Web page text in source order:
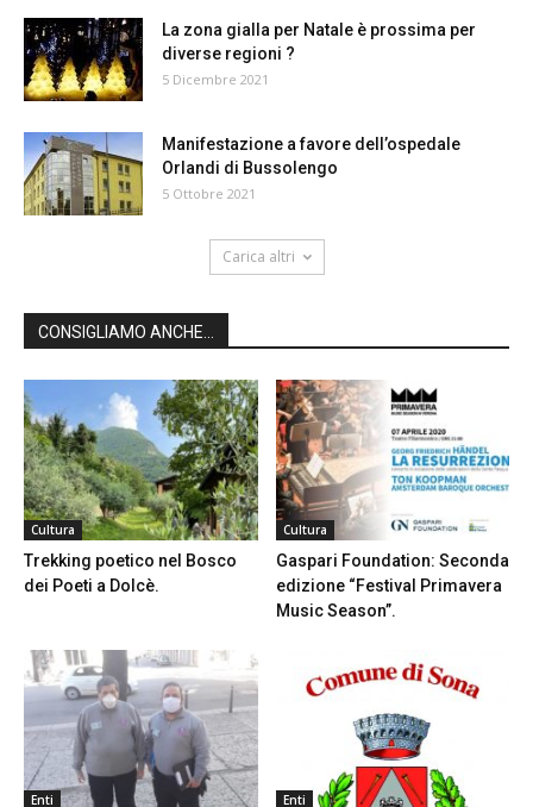
La zona gialla per Natale è prossima per
diverse regioni ?
5 Dicembre 2021
Manifestazione a favore dell’ospedale
Orlandi di Bussolengo
5 Ottobre 2021
Carica altri
CONSIGLIAMO ANCHE...
Cultura
Trekking poetico nel Bosco
dei Poeti a Dolcè.
Cultura
Gaspari Foundation: Seconda
edizione “Festival Primavera
Music Season”.
Enti Enti